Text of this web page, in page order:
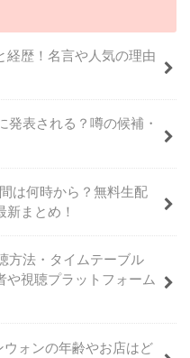
経歴！名言や人気の理由
発表される？噂の候補・
は何時から？無料生配
まとめ！
方法・タイムテーブル
や視聴プラットフォーム
ォンの年齢やお店はど